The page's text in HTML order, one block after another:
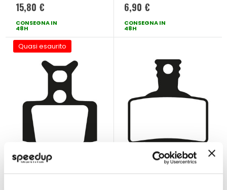
15,80 €
CONSEGNA IN
48H
6,90 €
CONSEGNA IN
48H
Quasi esaurito
Pastiglia freno
Formula, Mega -
Pastiglia freno
Magura MT -